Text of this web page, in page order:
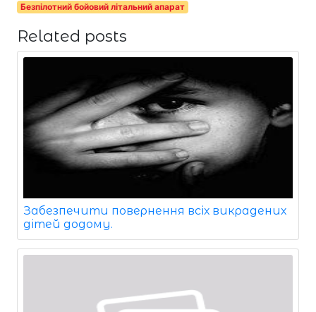
Безпілотний бойовий літальний апарат
Related posts
Забезпечити повернення всіх викрадених
дітей додому.